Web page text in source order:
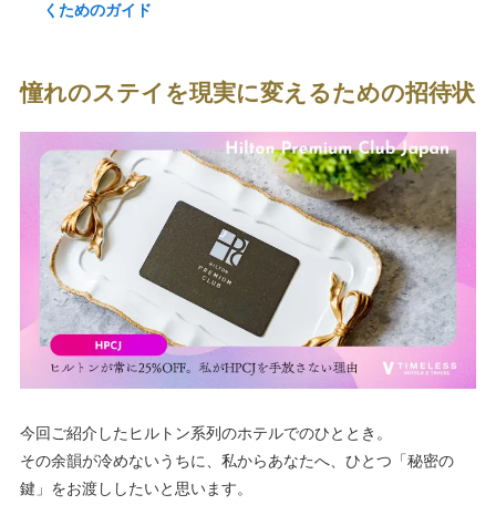
くためのガイド
憧れのステイを現実に変えるための招待状
今回ご紹介したヒルトン系列のホテルでのひととき。
その余韻が冷めないうちに、私からあなたへ、ひとつ「秘密の
鍵」をお渡ししたいと思います。